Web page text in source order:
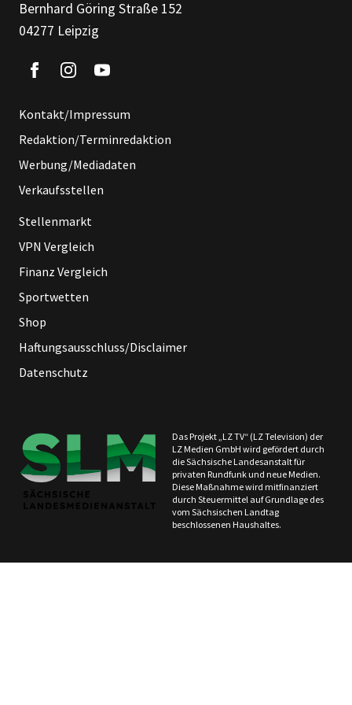
Bernhard Göring Straße 152
04277 Leipzig
Kontakt/Impressum
Redaktion/Terminredaktion
Werbung/Mediadaten
Verkaufsstellen
Stellenmarkt
VPN Vergleich
Finanz Vergleich
Sportwetten
Shop
Haftungsausschluss/Disclaimer
Datenschutz
Das Projekt „LZ TV“ (LZ Television) der
LZ Medien GmbH wird gefördert durch
die Sächsische Landesanstalt für
privaten Rundfunk und neue Medien.
Diese Maßnahme wird mitfinanziert
durch Steuermittel auf Grundlage des
vom Sächsischen Landtag
beschlossenen Haushaltes.